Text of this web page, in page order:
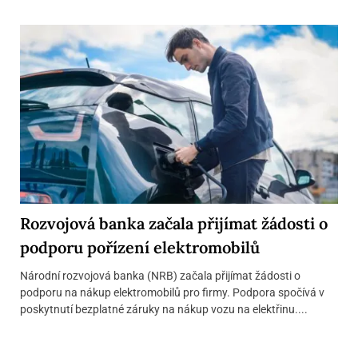
Rozvojová banka začala přijímat žádosti o
podporu pořízení elektromobilů
Národní rozvojová banka (NRB) začala přijímat žádosti o
podporu na nákup elektromobilů pro firmy. Podpora spočívá v
poskytnutí bezplatné záruky na nákup vozu na elektřinu....